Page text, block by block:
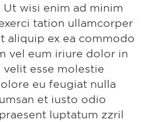
wisi enim ad minim
tation ullamcorper
aliquip ex ea commodo
vel eum iriure dolor in
esse molestie
eu feugiat nulla
et iusto odio
luptatum zzril